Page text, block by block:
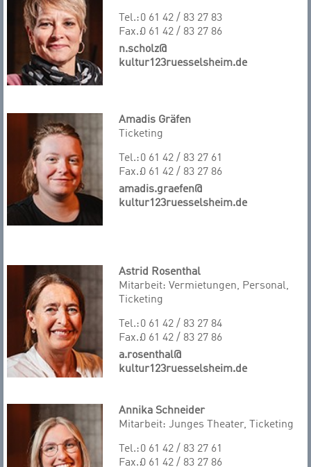
Tel.:0 61 42 / 83 27 83
Fax.:0 61 42 / 83 27 86
n.scholz@
kultur123ruesselsheim.de
Amadis Gräfen
Ticketing
Tel.:0 61 42 / 83 27 61
Fax.:0 61 42 / 83 27 86
amadis.graefen@
kultur123ruesselsheim.de
Astrid Rosenthal
Mitarbeit: Vermietungen, Personal,
Ticketing
Tel.:0 61 42 / 83 27 84
Fax.:0 61 42 / 83 27 86
a.rosenthal@
kultur123ruesselsheim.de
Annika Schneider
Mitarbeit: Junges Theater, Ticketing
Tel.:0 61 42 / 83 27 61
Fax.:0 61 42 / 83 27 86